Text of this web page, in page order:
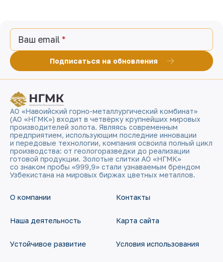
Ваш email
Подписаться на обновления
АО «Навоийский горно-металлургический комбинат»
(АО «НГМК») входит в четвёрку крупнейших мировых
производителей золота. Являясь современным
предприятием, использующим последние инновации
и передовые технологии, компания освоила полный цикл
производства: от геологоразведки до реализации
готовой продукции. Золотые слитки АО «НГМК»
со знаком пробы «999,9» стали узнаваемым брендом
Узбекистана на мировых биржах цветных металлов.
О компании
Наша деятельность
Устойчивое развитие
Контакты
Карта сайта
Условия использования